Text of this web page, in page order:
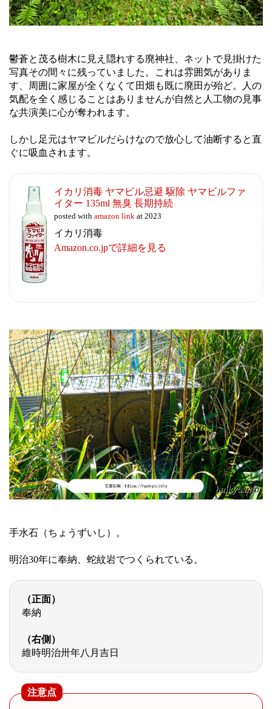
鬱蒼と茂る樹木に見え隠れする廃神社、ネットで見掛けた
写真その間々に残っていました。これは雰囲気がありま
す、周囲に家屋が全くなくて田畑も既に廃田が殆ど。人の
気配を全く感じることはありませんが自然と人工物の見事
な共演美に心が奪われます。
しかし足元はヤマビルだらけなので放心して油断すると直
ぐに吸血されます。
イカリ消毒 ヤマビル忌避 駆除 ヤマビルファ
イター 135ml 無臭 長期持続
posted with amazon link at 2023
イカリ消毒
Amazon.co.jpで詳細を見る
手水石（ちょうずいし）。
明治30年に奉納、蛇紋岩でつくられている。
（正面）
奉納
（右側）
維時明治卅年八月吉日
注意点